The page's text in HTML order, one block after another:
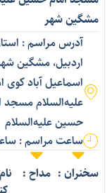
شهر
آدرس مراسم : استان
اردبیل، مشگین شهر،
اسماعیل آباد کوی امام
علیه‌السلام مسجد امام
حسین علیه‌السلام
ساعت مراسم : ساعت 15:00
: مداح : نام